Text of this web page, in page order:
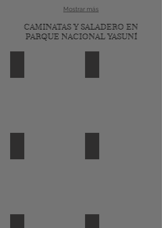
Mostrar más
CAMINATAS Y SALADERO EN
PARQUE NACIONAL YASUNÍ